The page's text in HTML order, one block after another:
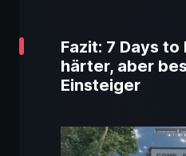
Fazit: 7 Days to
härter, aber
Einsteiger